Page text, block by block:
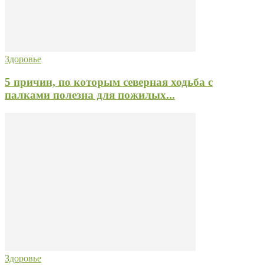
Здоровье
5 причин, по которым северная ходьба с
палками полезна для пожилых...
Здоровье